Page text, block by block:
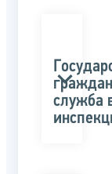
служба